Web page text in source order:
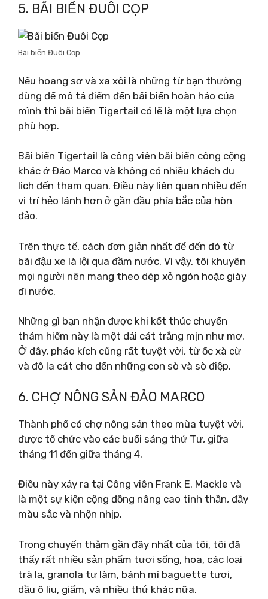
5. BÃI BIỂN ĐUÔI CỌP
Bãi biển Đuôi Cọp
Nếu hoang sơ và xa xôi là những từ bạn thường
dùng để mô tả điểm đến bãi biển hoàn hảo của
mình thì bãi biển Tigertail có lẽ là một lựa chọn
phù hợp.
Bãi biển Tigertail là công viên bãi biển công cộng
khác ở Đảo Marco và không có nhiều khách du
lịch đến tham quan. Điều này liên quan nhiều đến
vị trí hẻo lánh hơn ở gần đầu phía bắc của hòn
đảo.
Trên thực tế, cách đơn giản nhất để đến đó từ
bãi đậu xe là lội qua đầm nước. Vì vậy, tôi khuyên
mọi người nên mang theo dép xỏ ngón hoặc giày
đi nước.
Những gì bạn nhận được khi kết thúc chuyến
thám hiểm này là một dải cát trắng mịn như mơ.
Ở đây, pháo kích cũng rất tuyệt vời, từ ốc xà cừ
và đô la cát cho đến những con sò và sò điệp.
6. CHỢ NÔNG SẢN ĐẢO MARCO
Thành phố có chợ nông sản theo mùa tuyệt vời,
được tổ chức vào các buổi sáng thứ Tư, giữa
tháng 11 đến giữa tháng 4.
Điều này xảy ra tại Công viên Frank E. Mackle và
là một sự kiện cộng đồng nâng cao tinh thần, đầy
màu sắc và nhộn nhịp.
Trong chuyến thăm gần đây nhất của tôi, tôi đã
thấy rất nhiều sản phẩm tươi sống, hoa, các loại
trà lạ, granola tự làm, bánh mì baguette tươi,
dầu ô liu, giấm, và nhiều thứ khác nữa.